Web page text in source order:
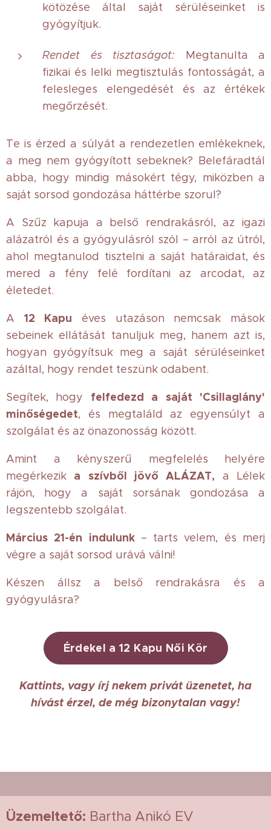
kötözése által saját sérüléseinket is
gyógyítjuk.
Rendet és tisztaságot: Megtanulta a
fizikai és lelki megtisztulás fontosságát, a
felesleges elengedését és az értékek
megőrzését.
Te is érzed a súlyát a rendezetlen emlékeknek,
a meg nem gyógyított sebeknek? Belefáradtál
abba, hogy mindig másokért tégy, miközben a
saját sorsod gondozása háttérbe szorul?
A Szűz kapuja a belső rendrakásról, az igazi
alázatról és a gyógyulásról szól – arról az útról,
ahol megtanulod tisztelni a saját határaidat, és
mered a fény felé fordítani az arcodat, az
életedet.
A 12 Kapu éves utazáson nemcsak mások
sebeinek ellátását tanuljuk meg, hanem azt is,
hogyan gyógyítsuk meg a saját sérüléseinket
azáltal, hogy rendet teszünk odabent.
Segítek, hogy felfedezd a saját 'Csillaglány'
minőségedet, és megtaláld az egyensúlyt a
szolgálat és az önazonosság között.
Amint a kényszerű megfelelés helyére
megérkezik a szívből jövő ALÁZAT, a Lélek
rájön, hogy a saját sorsának gondozása a
legszentebb szolgálat.
Március 21-én indulunk– tarts velem, és merj
végre a saját sorsod urává válni!
Készen állsz a belső rendrakásra és a
gyógyulásra?
Érdekel a 12 Kapu Női Kör
Kattints, vagy írj nekem privát üzenetet, ha
hívást érzel, de még bizonytalan vagy!
Üzemeltető: Bartha Anikó EV